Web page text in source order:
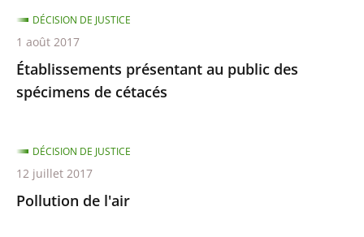
Établissements présentant au public des
spécimens de cétacés
DÉCISION DE JUSTICE
1 août 2017
Pollution de l'air
DÉCISION DE JUSTICE
12 juillet 2017